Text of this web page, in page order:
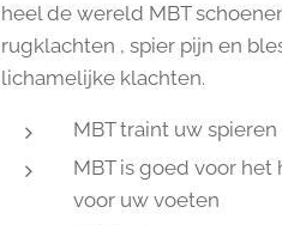
heel de wereld MBT
rugklachten , spier pijn en
lichamelijke klachten.
MBT traint uw spieren
MBT is goed voor
voor uw voeten